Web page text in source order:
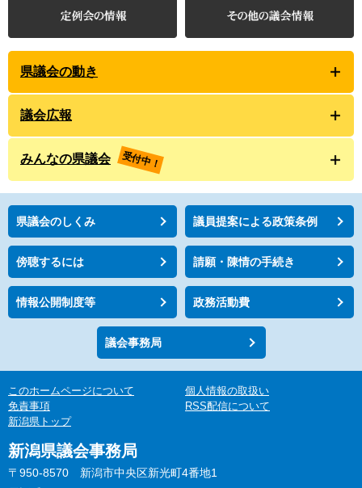
県議会の動き
議会広報
みんなの県議会 受付中！
県議会のしくみ 議員提案による政策条例
傍聴するには 請願・陳情の手続き
情報公開制度等 政務活動費
議会事務局
このホームページについて
個人情報の取扱い
免責事項
RSS配信について
新潟県トップ
新潟県議会事務局
〒950-8570 新潟市中央区新光町4番地1